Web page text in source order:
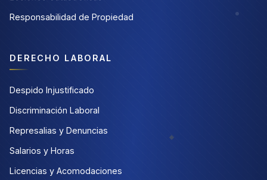
Responsabilidad de Propiedad
DERECHO LABORAL
Despido Injustificado
Discriminación Laboral
Represalias y Denuncias
Salarios y Horas
Licencias y Acomodaciones